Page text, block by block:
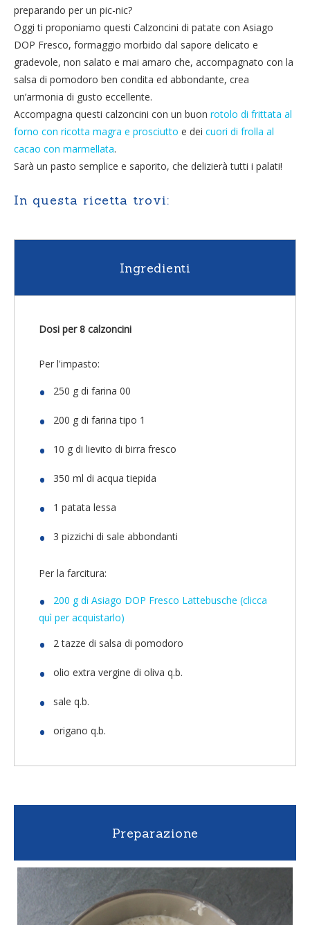
preparando per un pic-nic?
Oggi ti proponiamo questi Calzoncini di patate con Asiago
DOP Fresco, formaggio morbido dal sapore delicato e
gradevole, non salato e mai amaro che, accompagnato con la
salsa di pomodoro ben condita ed abbondante, crea
un’armonia di gusto eccellente.
Accompagna questi calzoncini con un buon rotolo di frittata al
forno con ricotta magra e prosciutto e dei cuori di frolla al
cacao con marmellata.
Sarà un pasto semplice e saporito, che delizierà tutti i palati!
In questa ricetta trovi:
Ingredienti
Dosi per 8 calzoncini
Per l'impasto:
250 g di farina 00
200 g di farina tipo 1
10 g di lievito di birra fresco
350 ml di acqua tiepida
1 patata lessa
3 pizzichi di sale abbondanti
Per la farcitura:
200 g di Asiago DOP Fresco Lattebusche (clicca
quì per acquistarlo)
2 tazze di salsa di pomodoro
olio extra vergine di oliva q.b.
sale q.b.
origano q.b.
Preparazione